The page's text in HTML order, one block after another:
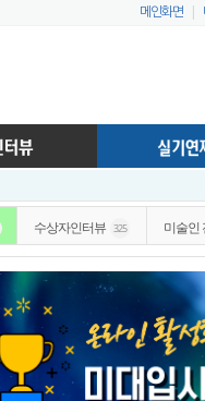
메인화면 |
수상자인터뷰 325 미술인